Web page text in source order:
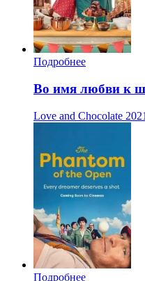
Подробнее
Во имя любви к
Love and Chocolate 2021
Подробнее